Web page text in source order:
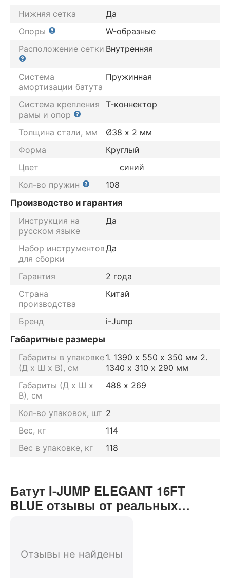
Нижняя сетка
Да
Опоры
W-образные
Расположение сетки Внутренняя
Система
амортизации батута
Пружинная
Система крепления
рамы и опор
Т-коннектор
Толщина стали, мм
Ø38 х 2 мм
Форма
Круглый
Цвет
синий
Кол-во пружин
108
Производство и гарантия
Инструкция на
русском языке
Да
Набор инструментов
для сборки
Да
Гарантия
2 года
Страна
производства
Китай
Бренд
i-Jump
Габаритные размеры
Габариты в упаковке
(Д х Ш х В), см
1. 1390 х 550 х 350 мм 2.
1340 х 310 х 290 мм
Габариты (Д х Ш х
В), см
488 х 269
Кол-во упаковок, шт 2
Вес, кг
114
Вес в упаковке, кг
118
Батут I-JUMP ELEGANT 16FT
BLUE отзывы от реальных
Отзывы не найдены